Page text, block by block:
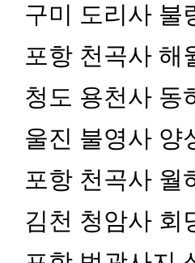
구미 도리사 불
포항 천곡사 해
청도 용천사 동
울진 불영사 양
포항 천곡사 월
김천 청암사 회